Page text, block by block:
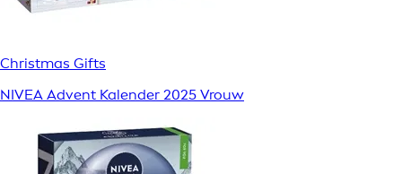
Christmas Gifts
NIVEA Advent Kalender 2025 Vrouw